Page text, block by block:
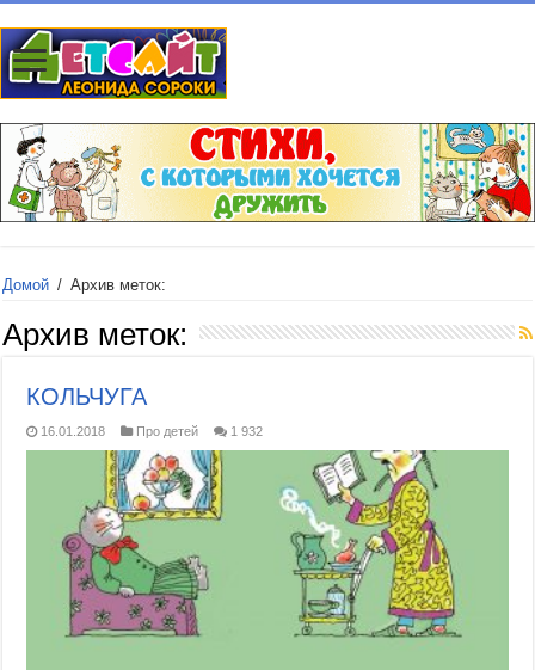
Домой / Архив меток:
Архив меток:
КОЛЬЧУГА
16.01.2018 Про детей 1 932